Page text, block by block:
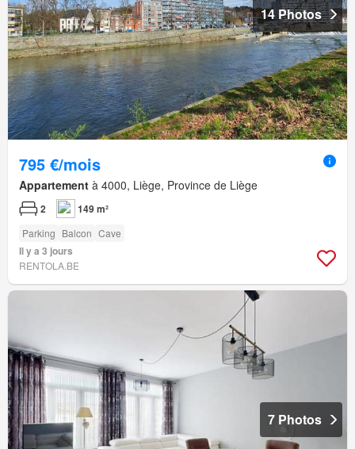
14 Photos
795 €/mois
Appartement à 4000, Liège, Province de Liège
2 149 m²
Parking Balcon Cave
Il y a 3 jours
RENTOLA.BE
7 Photos